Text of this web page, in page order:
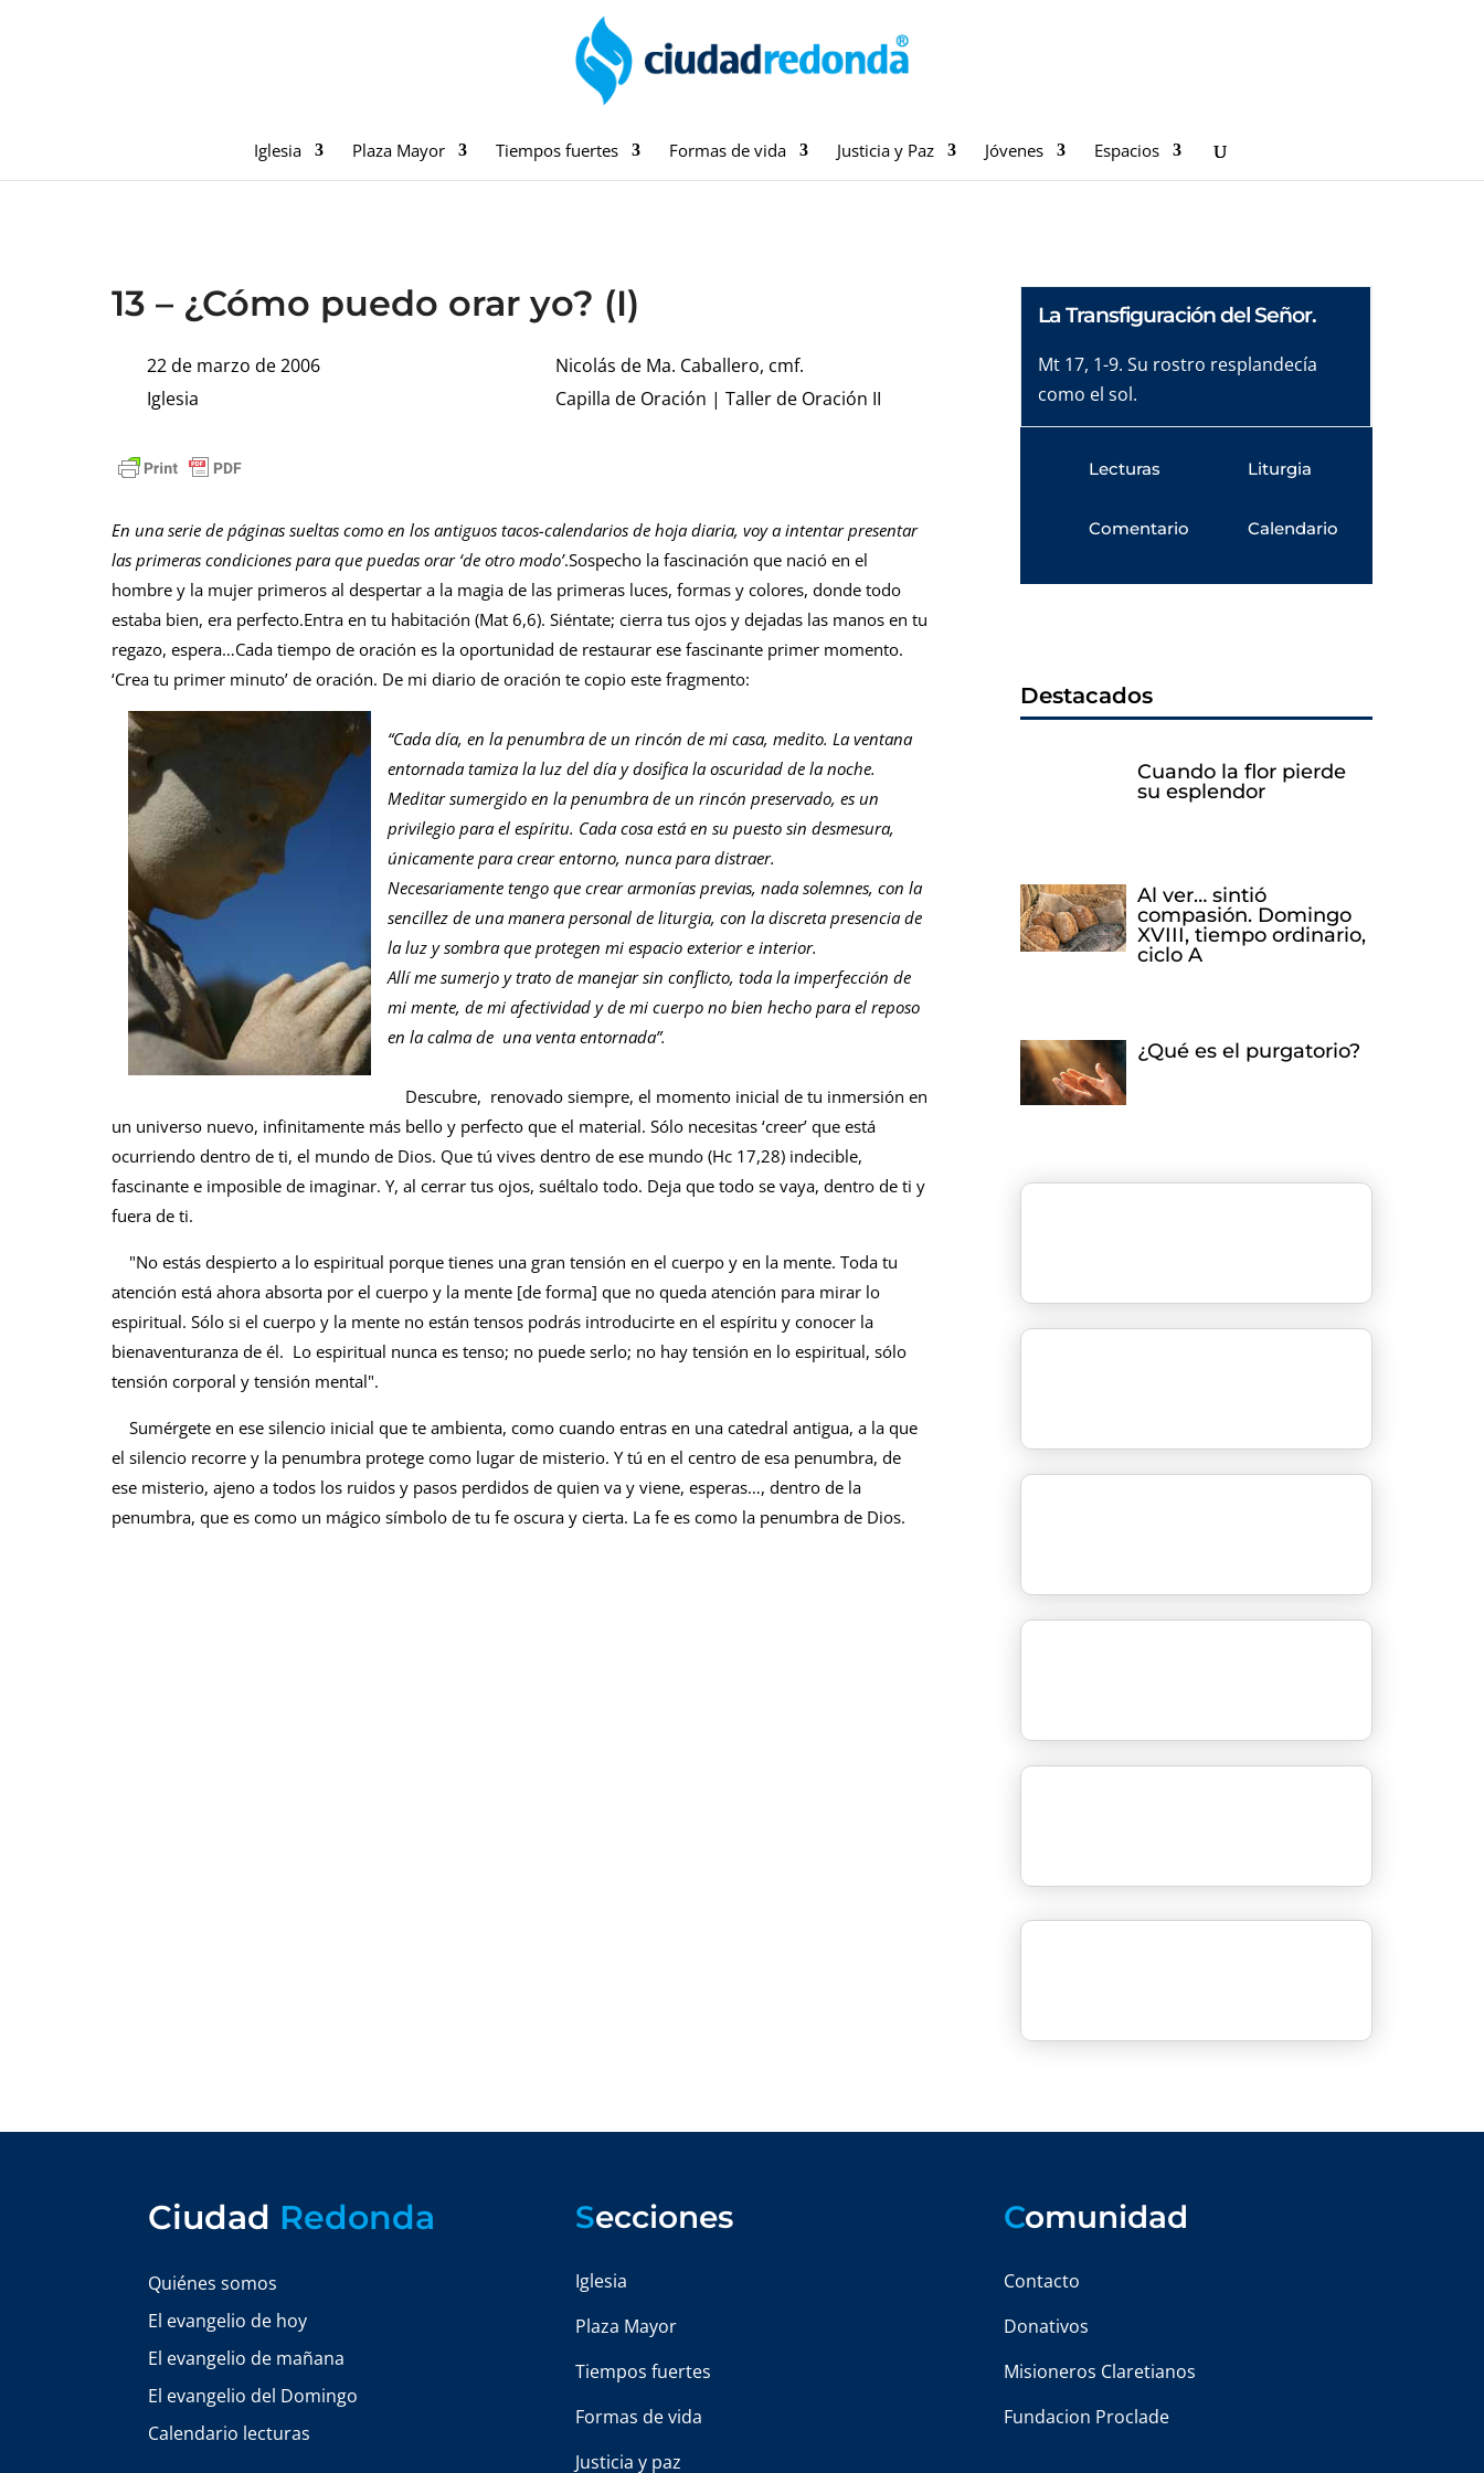
Iglesia Plaza Mayor Tiempos fuertes Formas de vida Justicia y Paz Jóvenes Espacios
13 – ¿Cómo puedo orar yo? (I)
22 de marzo de 2006
Iglesia
Nicolás de Ma. Caballero, cmf.
Capilla de Oración |Taller de Oración II
En una serie de páginas sueltas como en los antiguos tacos-calendarios de hoja diaria, voy a intentar presentar
las primeras condiciones para que puedas orar ‘de otro modo’.Sospecho la fascinación que nació en el
hombre y la mujer primeros al despertar a la magia de las primeras luces, formas y colores, donde todo
estaba bien, era perfecto.Entra en tu habitación (Mat 6,6). Siéntate; cierra tus ojos y dejadas las manos en tu
regazo, espera…Cada tiempo de oración es la oportunidad de restaurar ese fascinante primer momento.
‘Crea tu primer minuto’ de oración. De mi diario de oración te copio este fragmento:
“Cada día, en la penumbra de un rincón de mi casa, medito. La ventana
entornada tamiza la luz del día y dosifica la oscuridad de la noche.
Meditar sumergido en la penumbra de un rincón preservado, es un
privilegio para el espíritu. Cada cosa está en su puesto sin desmesura,
únicamente para crear entorno, nunca para distraer.
Necesariamente tengo que crear armonías previas, nada solemnes, con la
sencillez de una manera personal de liturgia, con la discreta presencia de
la luz y sombra que protegen mi espacio exterior e interior.
Allí me sumerjo y trato de manejar sin conflicto, toda la imperfección de
mi mente, de mi afectividad y de mi cuerpo no bien hecho para el reposo
en la calma de una venta entornada”.
Descubre, renovado siempre, el momento inicial de tu inmersión en
un universo nuevo, infinitamente más bello y perfecto que el material. Sólo necesitas ‘creer’ que está
ocurriendo dentro de ti, el mundo de Dios. Que tú vives dentro de ese mundo (Hc 17,28) indecible,
fascinante e imposible de imaginar. Y, al cerrar tus ojos, suéltalo todo. Deja que todo se vaya, dentro de ti y
fuera de ti.
"No estás despierto a lo espiritual porque tienes una gran tensión en el cuerpo y en la mente. Toda tu
atención está ahora absorta por el cuerpo y la mente [de forma] que no queda atención para mirar lo
espiritual. Sólo si el cuerpo y la mente no están tensos podrás introducirte en el espíritu y conocer la
bienaventuranza de él. Lo espiritual nunca es tenso; no puede serlo; no hay tensión en lo espiritual, sólo
tensión corporal y tensión mental".
Sumérgete en ese silencio inicial que te ambienta, como cuando entras en una catedral antigua, a la que
el silencio recorre y la penumbra protege como lugar de misterio. Y tú en el centro de esa penumbra, de
ese misterio, ajeno a todos los ruidos y pasos perdidos de quien va y viene, esperas…, dentro de la
penumbra, que es como un mágico símbolo de tu fe oscura y cierta. La fe es como la penumbra de Dios.
La Transfiguración del Señor.
Mt 17, 1-9. Su rostro resplandecía
como el sol.
Lecturas
Comentario
Liturgia
Calendario
Destacados
Cuando la flor pierde
su esplendor
Al ver… sintió
compasión. Domingo
XVIII, tiempo ordinario,
ciclo A
¿Qué es el purgatorio?
Ciudad Redonda
Quiénes somos
El evangelio de hoy
El evangelio de mañana
El evangelio del Domingo
Calendario lecturas
Secciones
Iglesia
Plaza Mayor
Tiempos fuertes
Formas de vida
Justicia y paz
Comunidad
Contacto
Donativos
Misioneros Claretianos
Fundacion Proclade